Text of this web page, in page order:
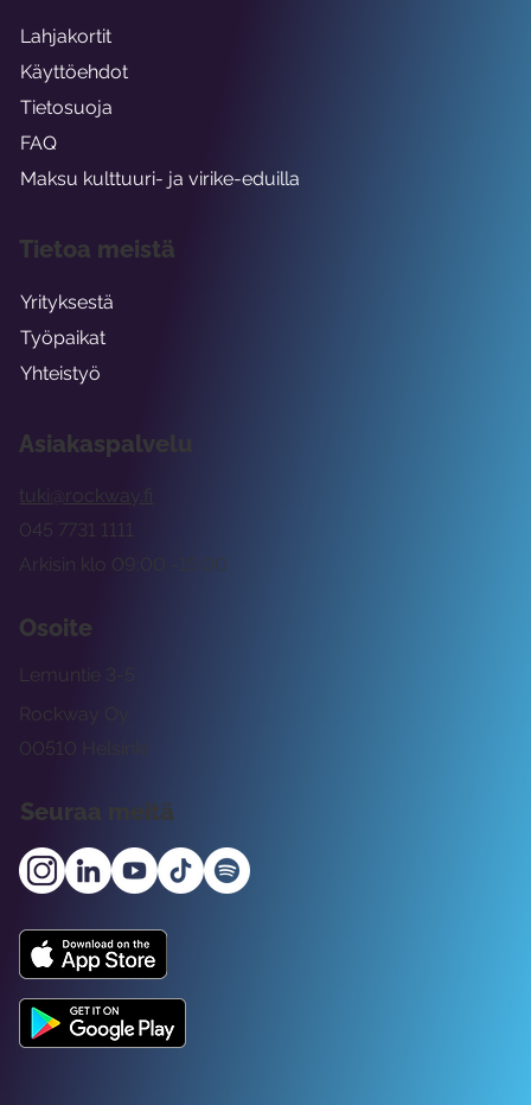
Asiakaspalvelu
tuki@rockway.fi
Arkisin klo 09:00 -15:00
045 7731 1111
Osoite
Rockway Oy
Lemuntie 3-5
00510 Helsinki
Seuraa meitä
Lahjakortit
Käyttöehdot
Tietosuoja
FAQ
Maksu kulttuuri- ja virike-eduilla
Tietoa meistä
Yrityksestä
Työpaikat
Yhteistyö